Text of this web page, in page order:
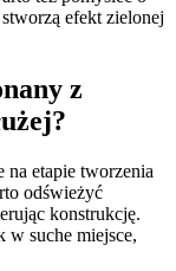
efekt zielonej
z
etapie tworzenia
odświeżyć
konstrukcję.
w suche miejsce,